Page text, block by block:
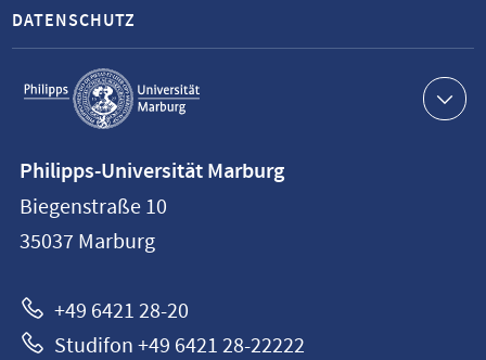
Service-
Navigation
DATENSCHUTZ
Philipps-
Universität
Marburg
Philipps-Universität Marburg
Biegenstraße 10
35037 Marburg
+49 6421 28-20
Studifon +49 6421 28-22222